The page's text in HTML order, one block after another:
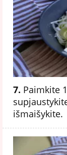
7. Paimkite
išmaišykite.